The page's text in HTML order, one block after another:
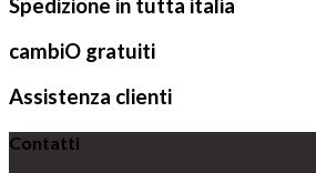
Spedizione in tutta italia
cambiO gratuiti
Assistenza clienti
Contatti